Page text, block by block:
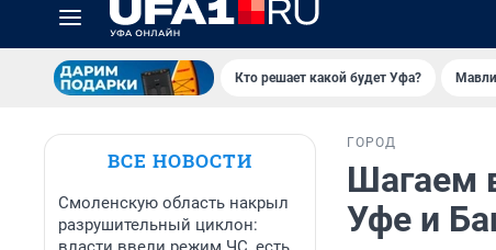
Кто решает какой будет Уфа?
ВСЕ НОВОСТИ
Смоленскую область накрыл
разрушительный циклон:
ГОРОД
Шагаем
Уфе и